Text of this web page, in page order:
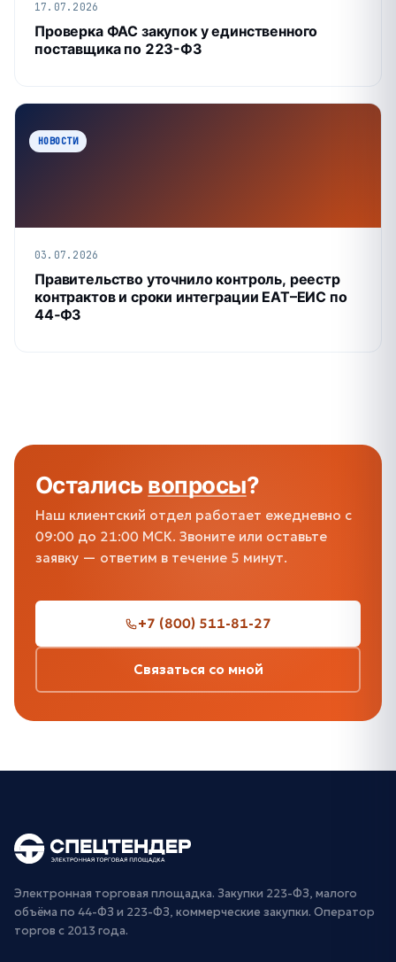
17.07.2026
Проверка ФАС закупок у единственного
поставщика по 223-ФЗ
НОВОСТИ
03.07.2026
Правительство уточнило контроль, реестр
контрактов и сроки интеграции ЕАТ–ЕИС по
44‑ФЗ
Осталисьвопросы?
Наш клиентский отдел работает ежедневно с
09:00 до 21:00 МСК. Звоните или оставьте
заявку — ответим в течение 5 минут.
+7 (800) 511-81-27
Связаться со мной
Электронная торговая площадка. Закупки 223-ФЗ, малого
объёма по 44-ФЗ и 223-ФЗ, коммерческие закупки. Оператор
торгов с 2013 года.